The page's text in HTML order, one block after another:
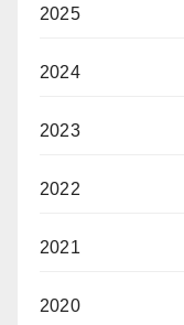
2025
2024
2023
2022
2021
2020